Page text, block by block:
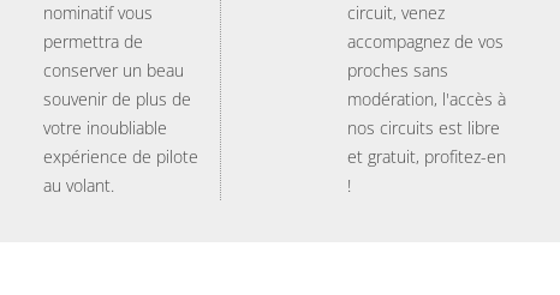
nominatif vous
permettra de
conserver un beau
souvenir de plus de
votre inoubliable
expérience de pilote
au volant.
circuit, venez
accompagnez de vos
proches sans
modération, l'accès à
nos circuits est libre
et gratuit, profitez-en
!